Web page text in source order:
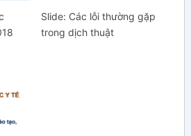
Slide: Các lỗi thường gặp
trong dịch thuật